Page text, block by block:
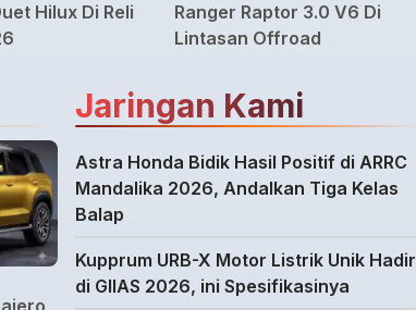
Hilux Di Reli
Ranger Raptor 3.0 V6 Di
Lintasan Offroad
Jaringan Kami
Astra Honda Bidik Hasil Positif di ARRC
Mandalika 2026, Andalkan Tiga Kelas
Balap
Kupprum URB-X Motor Listrik Unik Hadir
di GIIAS 2026, ini Spesifikasinya